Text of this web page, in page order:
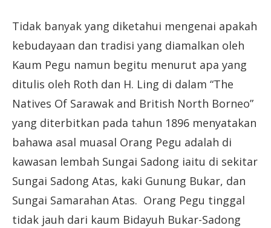
Tidak banyak yang diketahui mengenai apakah
kebudayaan dan tradisi yang diamalkan oleh
Kaum Pegu namun begitu menurut apa yang
ditulis oleh Roth dan H. Ling di dalam “The
Natives Of Sarawak and British North Borneo”
yang diterbitkan pada tahun 1896 menyatakan
bahawa asal muasal Orang Pegu adalah di
kawasan lembah Sungai Sadong iaitu di sekitar
Sungai Sadong Atas, kaki Gunung Bukar, dan
Sungai Samarahan Atas. Orang Pegu tinggal
tidak jauh dari kaum Bidayuh Bukar-Sadong